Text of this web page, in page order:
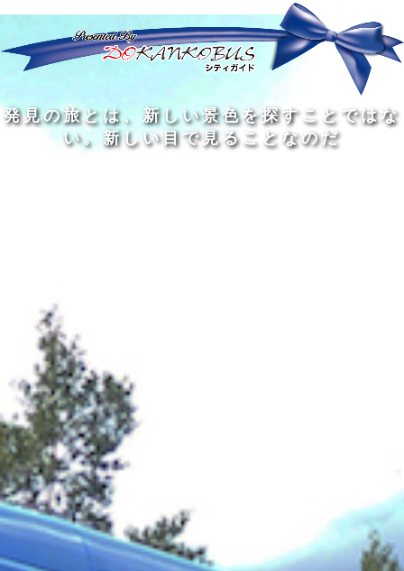
旅 の 過 程 に こそ価値があ る
発見の旅 と は 、 新 し い景色を探す こ と ではな
い。 新しい 目で見 る こ と なのだ
人間の幅を広 げるものは3つある。人と会
い、 本を読 み、旅 を す る ことだ
私は旅 をするために旅をする
旅 の 過 程 に こそ価値があ る
どんなに 洗 練 さ れ た 大人の中にも 、 外 に出た
く てし ょうがない小さな 子供がいる
旅をする の は 到 着 す るためではな く 、 旅をす
る ためで あ る
旅 は 真 の 知 識 の大きな泉で あ る